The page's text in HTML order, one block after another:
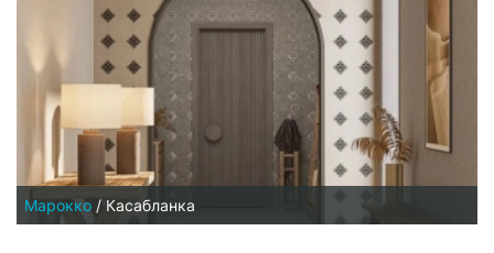
Марокко / Касабланка